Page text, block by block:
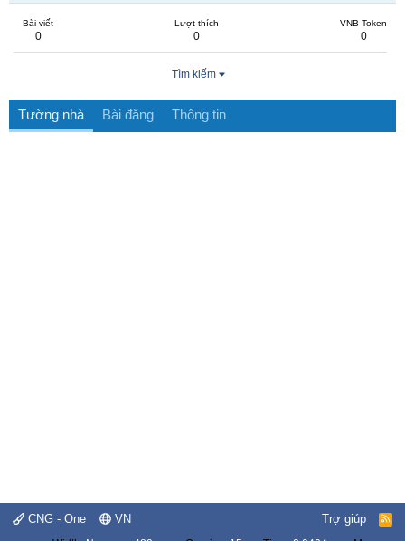
Bài viết
0
Lượt thích
0
VNB Token
0
Tìm kiếm
Tường nhà Bài đăng Thông tin
CNG - One VN Trợ giúp
R